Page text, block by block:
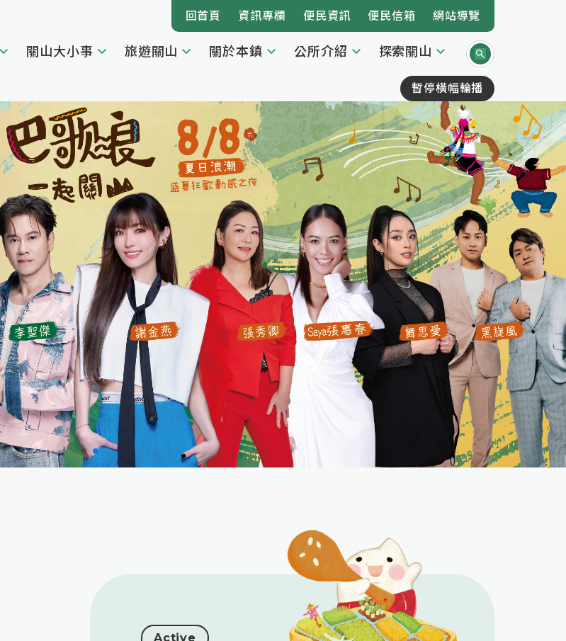
回首頁 資訊專欄 便民資訊 便民信箱 網站導覽
關山大小事 旅遊關山 關於本鎮 公所介紹 探索關山
暫停橫幅輪播
Active